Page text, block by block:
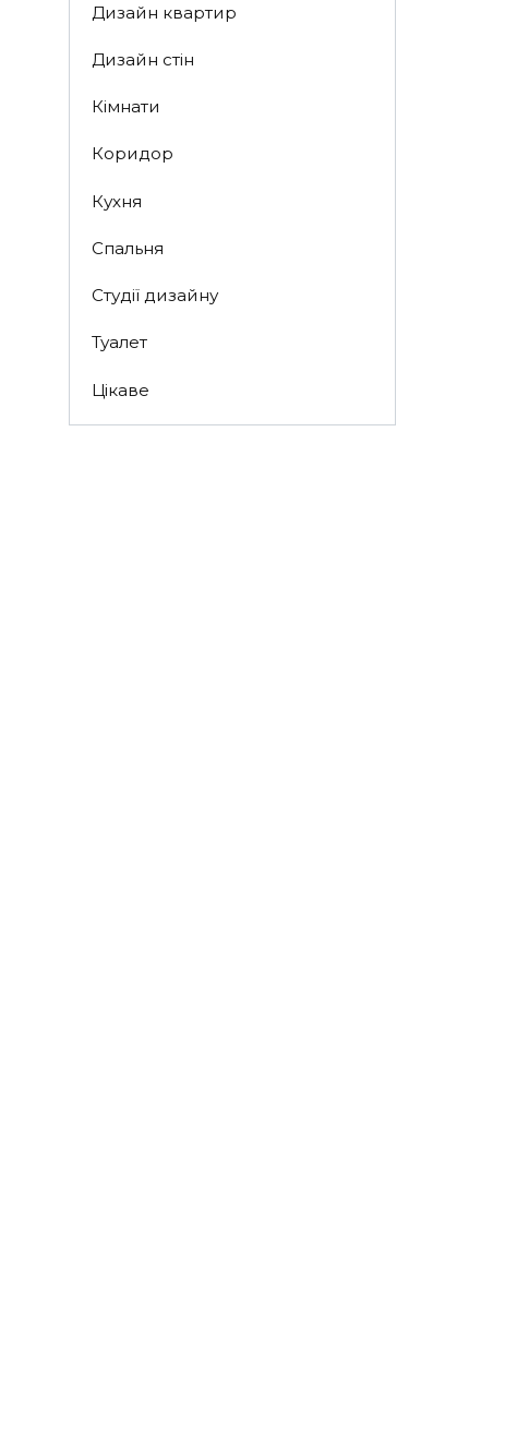
Дизайн квартир
Дизайн стін
Кімнати
Коридор
Кухня
Спальня
Студії дизайну
Туалет
Цікаве